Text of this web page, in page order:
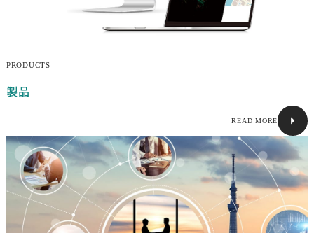
3D-LiDAR
自動運転技術の導入・運用支援
選ばれる理由
採用情報
プライバシーポリシー
CONTACT
PRODUCTS
製品
READ MORE